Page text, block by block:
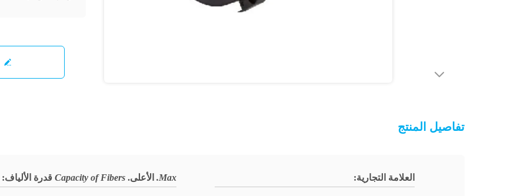
تفاصيل المنتج
العلامة التجارية: Max. الأعلى. Capacity of Fibers قدرة الألياف: